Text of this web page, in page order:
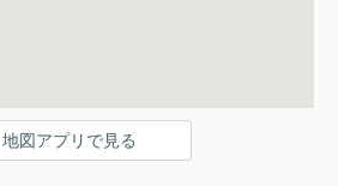
地図アプリで見る